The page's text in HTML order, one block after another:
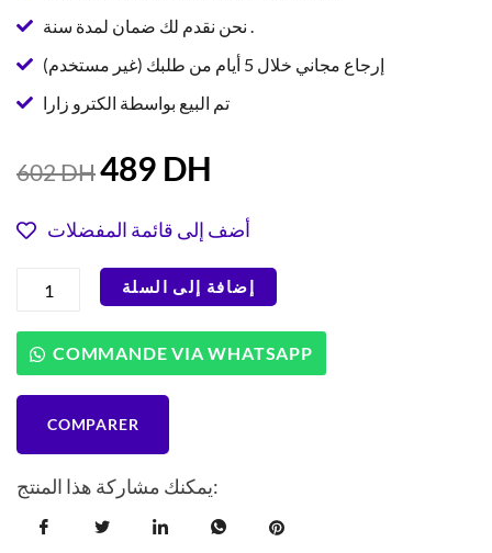
نحن نقدم لك ضمان لمدة سنة .
إرجاع مجاني خلال 5 أيام من طلبك (غير مستخدم)
تم البيع بواسطة الكترو زارا
602DH
السعر
الأصلي
هو:
489 DH
هو:
أضف إلى قائمة المفضلات
ماكينة
القهوة
الكهربائية
بسعة
1.25
مع
فلتر
إضافة إلى السلة
COMMANDE VIA WHATSAPP
COMPARER
يمكنك مشاركة هذا المنتج: